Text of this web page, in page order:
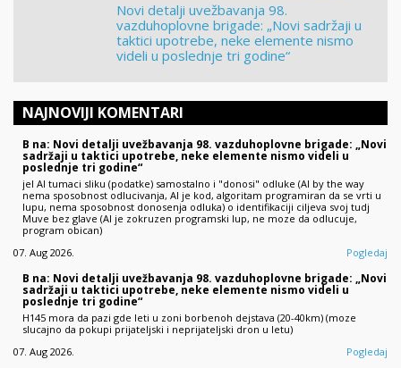
Novi detalji uvežbavanja 98.
vazduhoplovne brigade: „Novi sadržaji u
taktici upotrebe, neke elemente nismo
videli u poslednje tri godine“
NAJNOVIJI KOMENTARI
B na: Novi detalji uvežbavanja 98. vazduhoplovne brigade: „Novi
sadržaji u taktici upotrebe, neke elemente nismo videli u
poslednje tri godine“
jel AI tumaci sliku (podatke) samostalno i "donosi" odluke (AI by the way
nema sposobnost odlucivanja, AI je kod, algoritam programiran da se vrti u
lupu, nema sposobnost donosenja odluka) o identifikaciji ciljeva svoj tudj
Muve bez glave (AI je zokruzen programski lup, ne moze da odlucuje,
program obican)
07. Aug 2026.
Pogledaj
B na: Novi detalji uvežbavanja 98. vazduhoplovne brigade: „Novi
sadržaji u taktici upotrebe, neke elemente nismo videli u
poslednje tri godine“
H145 mora da pazi gde leti u zoni borbenoh dejstava (20-40km) (moze
slucajno da pokupi prijateljski i neprijateljski dron u letu)
07. Aug 2026.
Pogledaj